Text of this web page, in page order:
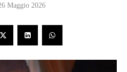
Maggio 2026